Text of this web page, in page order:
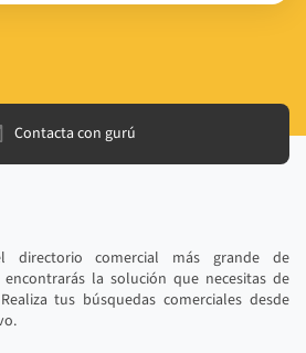
Contacta con gurú
directorio comercial más grande de
la solución que necesitas de
tus búsquedas comerciales desde